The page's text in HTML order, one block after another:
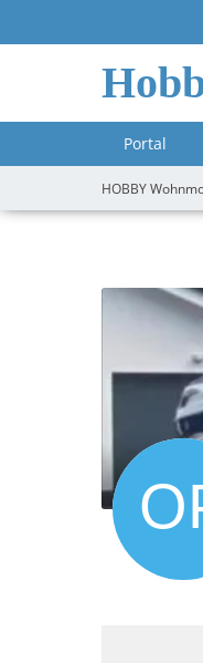
Portal
HOBBY